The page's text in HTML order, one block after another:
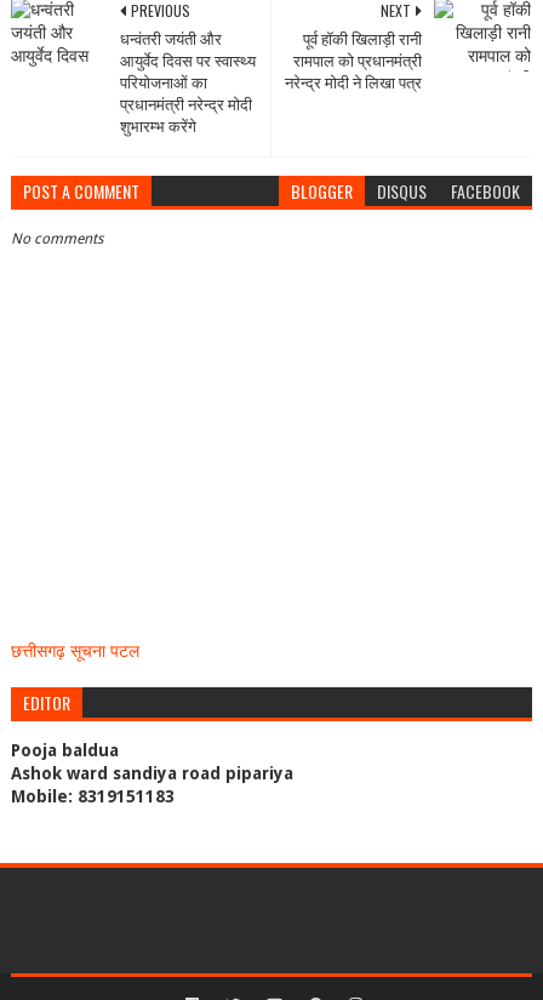
NEXT
पूर्व हॉकी खिलाड़ी रानी
रामपाल को प्रधानमंत्री
नरेन्‍द्र मोदी ने लिखा पत्र
PREVIOUS
धन्वंतरी जयंती और
आयुर्वेद दिवस पर स्‍वास्‍थ्‍य
परियोजनाओं का
प्रधानमंत्री नरेन्‍द्र मोदी
शुभारम्भ करेंगे
POST A COMMENT BLOGGER DISQUS FACEBOOK
No comments
छत्तीसगढ़ सूचना पटल
EDITOR
Pooja baldua
Ashok ward sandiya road pipariya
Mobile: 8319151183